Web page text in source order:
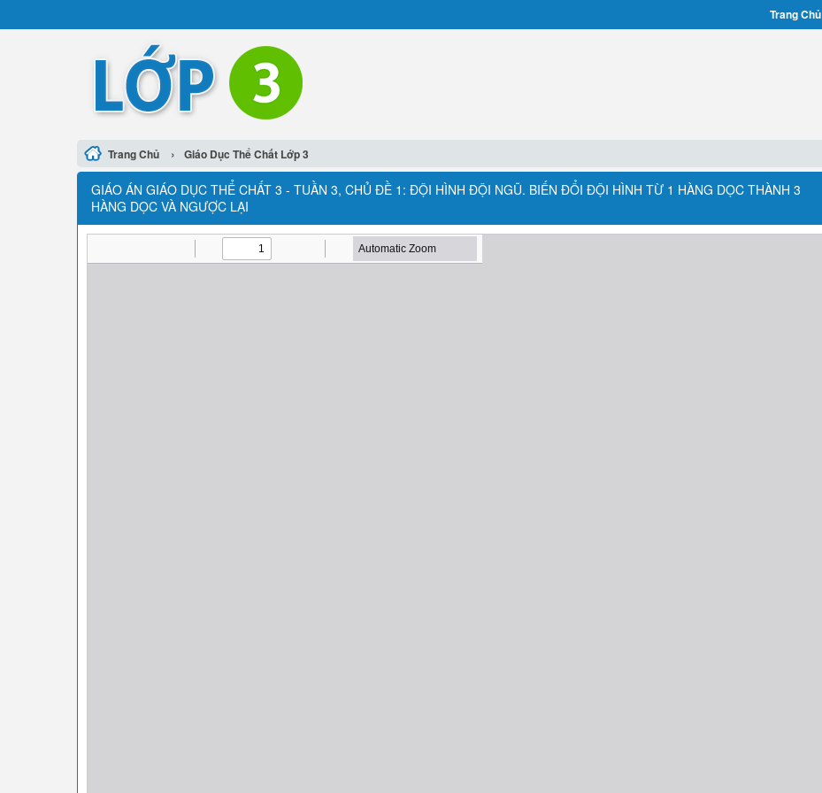
Trang Chủ
Trang Chủ › Giáo Dục Thể Chất Lớp 3
GIÁO ÁN GIÁO DỤC THỂ CHẤT 3 - TUẦN 3, CHỦ ĐỀ 1: ĐỘI HÌNH ĐỘI NGŨ. BIẾN ĐỔI ĐỘI HÌNH TỪ 1 HÀNG DỌC THÀNH 3
HÀNG DỌC VÀ NGƯỢC LẠI